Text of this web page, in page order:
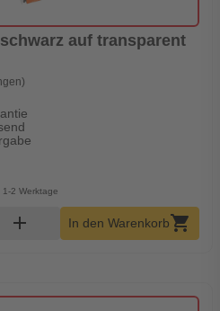
auf transparent
1-2 Werktage
Menge
add In den Warenkorbshopping_cart